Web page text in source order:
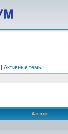
| Активные темы
Автор